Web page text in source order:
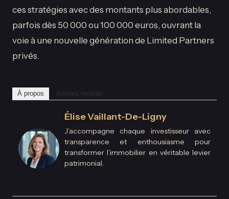
ces stratégies avec des montants plus abordables,
parfois dès 50 000 ou 100 000 euros, ouvrant la
voie à une nouvelle génération de Limited Partners
privés.
À propos Articles récents
Élise Vaillant-De-Ligny
J’accompagne chaque investisseur avec
transparence et enthousiasme pour
transformer l’immobilier en véritable levier
patrimonial.